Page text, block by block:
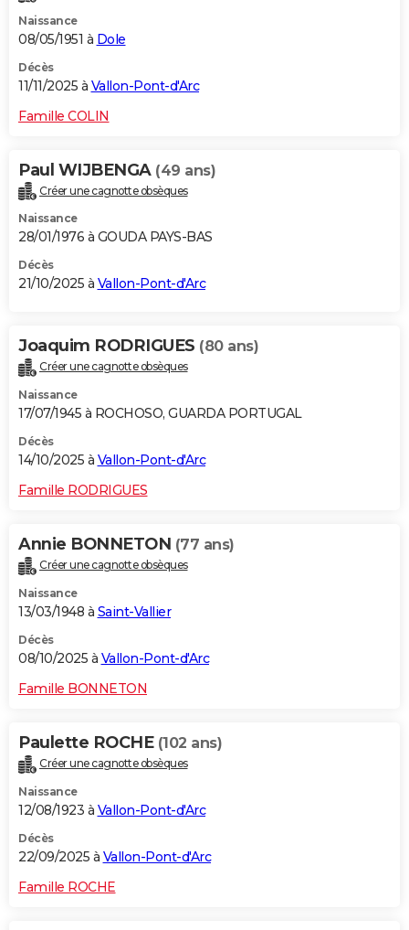
Naissance
08/05/1951 à Dole
Décès
11/11/2025 à Vallon-Pont-d'Arc
Famille COLIN
Paul WIJBENGA (49 ans)
Créer une cagnotte obsèques
Naissance
28/01/1976 à GOUDA PAYS-BAS
Décès
21/10/2025 à Vallon-Pont-d'Arc
Joaquim RODRIGUES (80 ans)
Créer une cagnotte obsèques
Naissance
17/07/1945 à ROCHOSO, GUARDA PORTUGAL
Décès
14/10/2025 à Vallon-Pont-d'Arc
Famille RODRIGUES
Annie BONNETON (77 ans)
Créer une cagnotte obsèques
Naissance
13/03/1948 à Saint-Vallier
Décès
08/10/2025 à Vallon-Pont-d'Arc
Famille BONNETON
Paulette ROCHE (102 ans)
Créer une cagnotte obsèques
Naissance
12/08/1923 à Vallon-Pont-d'Arc
Décès
22/09/2025 à Vallon-Pont-d'Arc
Famille ROCHE